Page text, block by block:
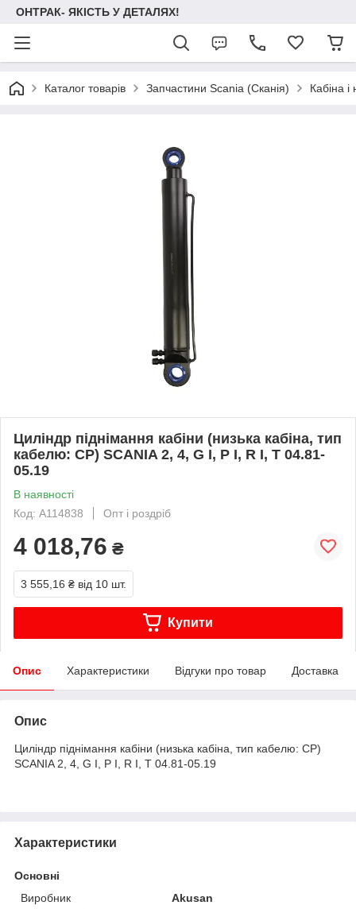
ОНТРАК- ЯКІСТЬ У ДЕТАЛЯХ!
Каталог товарів Запчастини Scania (Сканія) Кабіна
Циліндр піднімання кабіни (низька кабіна, тип
кабелю: CP) SCANIA 2, 4, G I, P I, R I, T 04.81-
05.19
В наявності
Код: A114838
Опт і роздріб
4 018,76 ₴
3 555,16 ₴ від 10 шт.
Купити
Опис Характеристики Відгуки про товар Доставка
Опис
Циліндр піднімання кабіни (низька кабіна, тип кабелю: CP)
SCANIA 2, 4, G I, P I, R I, T 04.81-05.19
Характеристики
Основні
Виробник
Akusan